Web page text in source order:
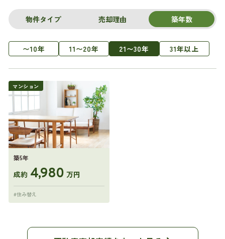
物件タイプ 売却理由 築年数
〜10年 11〜20年 21〜30年 31年以上
マンション
築5年
成約 4,980 万円
#住み替え